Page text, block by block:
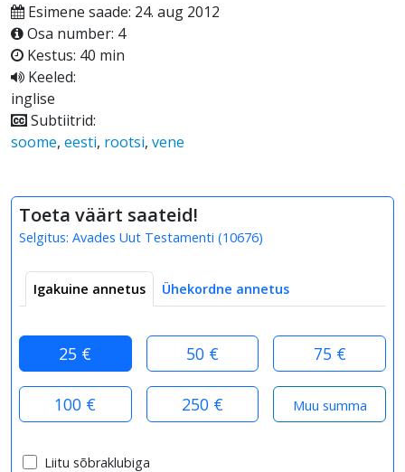
Esimene saade: 24. aug 2012
Osa number: 4
Kestus: 40 min
Keeled:
inglise
Subtiitrid:
soome, eesti, rootsi, vene
Toeta väärt saateid!
Selgitus: Avades Uut Testamenti (10676)
Igakuine annetus Ühekordne annetus
25 € 50 € 75 €
100 € 250 €
Liitu sõbraklubiga